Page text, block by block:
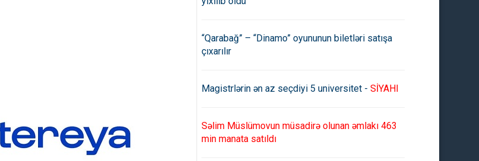
“Qarabağ” – “Dinamo” oyununun biletləri satışa
çıxarılır
Magistrlərin ən az seçdiyi 5 universitet - SİYAHI
Səlim Müslümovun müsadirə olunan əmlakı 463
min manata satıldı